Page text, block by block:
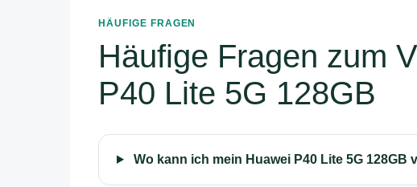
HÄUFIGE FRAGEN
Häufige Fragen zum
P40 Lite 5G 128GB
Wo kann ich mein Huawei P40 Lite 5G 128GB